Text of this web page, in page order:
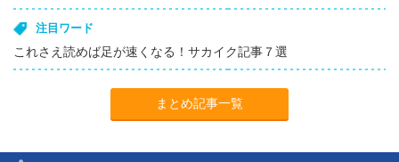
注目ワード
これさえ読めば足が速くなる！サカイク記事７選
まとめ記事一覧